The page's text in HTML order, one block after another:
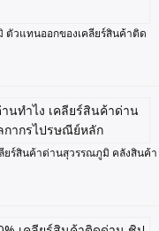
วแทนออกของเคลียร์สินค้าติด
ยร์สินค้าด่านสุวรรณภูมิ คลังสินค้า